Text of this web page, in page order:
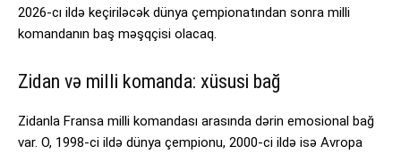
2026-cı ildə keçiriləcək dünya çempionatından sonra milli
komandanın baş məşqçisi olacaq.
Zidan və milli komanda: xüsusi bağ
Zidanla Fransa milli komandası arasında dərin emosional bağ
var. O, 1998-ci ildə dünya çempionu, 2000-ci ildə isə Avropa